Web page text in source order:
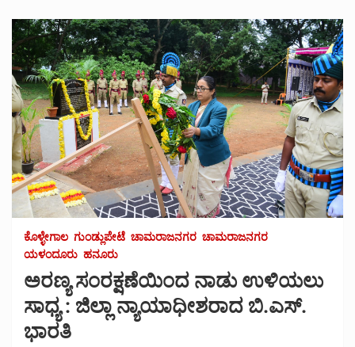
ಕೊಳ್ಳೇಗಾಲ ಗುಂಡ್ಲುಪೇಟೆ ಚಾಮರಾಜನಗರ ಚಾಮರಾಜನಗರ
ಯಳಂದೂರು ಹನೂರು
ಅರಣ್ಯ ಸಂರಕ್ಷಣೆಯಿಂದ ನಾಡು ಉಳಿಯಲು
ಸಾಧ್ಯ : ಜಿಲ್ಲಾ ನ್ಯಾಯಾಧೀಶರಾದ ಬಿ.ಎಸ್.
ಭಾರತಿ